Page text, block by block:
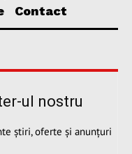
Contact
ul nostru
știri, oferte și anunțuri